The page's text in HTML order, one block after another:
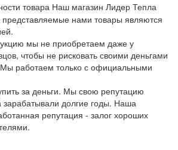
товара Наш магазин Лидер Тепла
представляемые нами товары являются
мы не приобретаем даже у
чтобы не рисковать своими деньгами
работаем только с официальными
за деньги. Мы свою репутацию
зарабатывали долгие годы. Наша
репутация - залог хороших